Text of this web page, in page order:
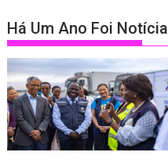
Há Um Ano Foi Notícia